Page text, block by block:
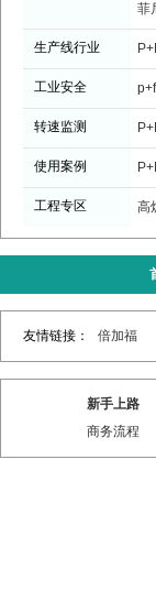
菲
生产线行业
工业安全
转速监测
使用案例
工程专区 高
友情链接： 倍加福
新手上路
商务流程